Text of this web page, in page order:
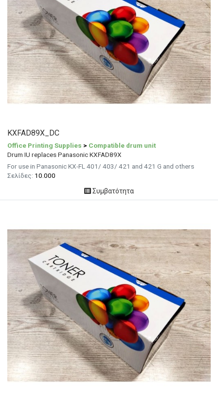
KXFAD89X_DC
Office Printing Supplies > Compatible drum unit
Drum IU replaces Panasonic KXFAD89X
For use in Panasonic KX-FL 401/ 403/ 421 and 421 G and others
Σελίδες: 10.000
Συμβατότητα